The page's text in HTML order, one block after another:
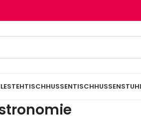
STEHTISCHHUSSENTISCHHUSSEN